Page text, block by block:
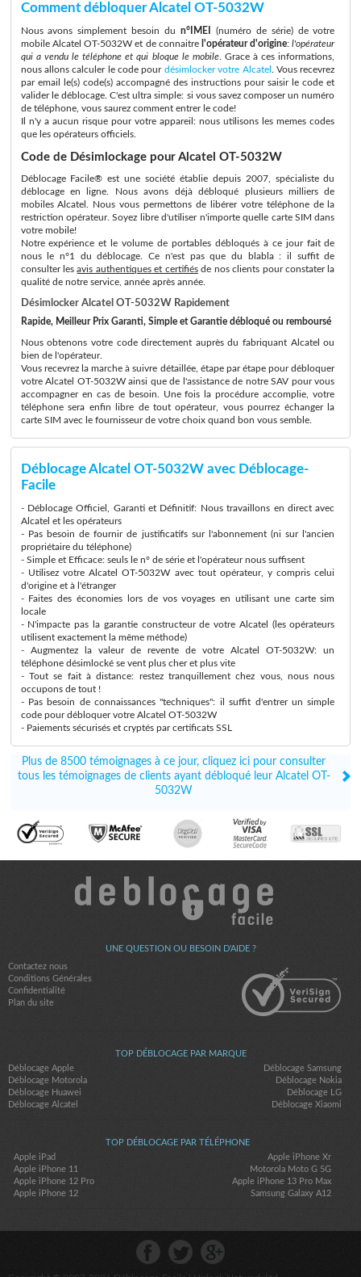
Comment débloquer Alcatel OT-5032W
Nous avons simplement besoin du n°IMEI
(numéro de série) de votre
mobile Alcatel OT-5032W et de connaitre l'opérateur d'origine:l'opérateur
qui a vendu le téléphone et qui bloque le mobile. Grace à ces informations,
nous allons calculer le code pour désimlocker votre Alcatel
. Vous recevrez
par email le(s) code(s) accompagné des instructions pour saisir le code et
valider le déblocage. C'est ultra simple: si vous savez composer un numéro
de téléphone, vous saurez comment entrer le code!
Il n'y a aucun risque pour votre appareil: nous utilisons les memes codes
que les opérateurs officiels.
Code de Désimlockage pour Alcatel OT-5032W
Déblocage Facile® est une société établie depuis 2007, spécialiste du
déblocage en ligne. Nous avons déjà débloqué plusieurs milliers de
mobiles Alcatel. Nous vous permettons de libérer votre téléphone de la
restriction opérateur. Soyez libre d'utiliser n'importe quelle carte SIM dans
votre mobile!
Notre expérience et le volume de portables débloqués à ce jour fait de
nous le n°1 du déblocage. Ce n'est pas que du blabla : il suffit de
consulter lesavis authentiques et certifiésde nos clients pour constater la
qualité de notre service, année après année.
Désimlocker Alcatel OT-5032W Rapidement
Rapide, Meilleur Prix Garanti, Simple et Garantie débloqué ou remboursé
Nous obtenons votre code directement auprès du fabriquant Alcatel ou
bien de l'opérateur.
Vous recevrez la marche à suivre détaillée, étape par étape pour débloquer
votre Alcatel OT-5032W ainsi que de l'assistance de notre SAV pour vous
accompagner en cas de besoin. Une fois la procédure accomplie, votre
téléphone sera enfin libre de tout opérateur, vous pourrez échanger la
carte SIM avec le fournisseur de votre choix quand bon vous semble.
Déblocage Alcatel OT-5032W avec Déblocage-
Facile
- Déblocage Officiel, Garanti et Définitif: Nous travaillons en direct avec
Alcatel et les opérateurs
- Pas besoin de fournir de justificatifs sur l'abonnement (ni sur l'ancien
propriétaire du téléphone)
- Simple et Efficace: seuls le n° de série et l'opérateur nous suffisent
- Utilisez votre Alcatel OT-5032W avec tout opérateur, y compris celui
d'origine et à l'étranger
- Faites des économies lors de vos voyages en utilisant une carte sim
locale
- N'impacte pas la garantie constructeur de votre Alcatel (les opérateurs
utilisent exactement la même méthode)
- Augmentez la valeur de revente de votre Alcatel OT-5032W: un
téléphone désimlocké se vent plus cher et plus vite
- Tout se fait à distance: restez tranquillement chez vous, nous nous
occupons de tout !
- Pas besoin de connaissances "techniques": il suffit d'entrer un simple
code pour débloquer votre Alcatel OT-5032W
- Paiements sécurisés et cryptés par certificats SSL
Plus de 8500 témoignages à ce jour, cliquez ici pour consulter
tous les témoignages de clients ayant débloqué leur Alcatel OT-
5032W
UNE QUESTION OU BESOIN D'AIDE ?
Contactez nous
Conditions Générales
Confidentialité
Plan du site
TOP DÉBLOCAGE PAR MARQUE
Déblocage Apple
Déblocage Samsung
Déblocage Motorola
Déblocage Nokia
Déblocage Huawei
Déblocage LG
Déblocage Alcatel
Déblocage Xiaomi
TOP DÉBLOCAGE PAR TÉLÉPHONE
Apple iPad
Apple iPhone Xr
Apple iPhone 11
Motorola Moto G 5G
Apple iPhone 12 Pro
Apple iPhone 13 Pro Max
Apple iPhone 12
Samsung Galaxy A12